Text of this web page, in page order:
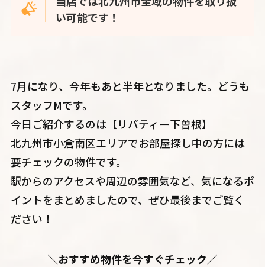
い可能です！
7月になり、今年もあと半年となりました。どうも
スタッフMです。
今日ご紹介するのは【リバティー下曽根】
北九州市小倉南区エリアでお部屋探し中の方には
要チェックの物件です。
駅からのアクセスや周辺の雰囲気など、気になるポ
イントをまとめましたので、ぜひ最後までご覧く
ださい！
＼おすすめ物件を今すぐチェック／